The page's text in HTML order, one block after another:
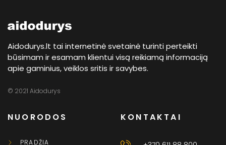
Aidodurys.lt tai internetinė svetainė turinti perteikti
būsimam ir esamam klientui visą reikiamą informaciją
apie gaminius, veiklos sritis ir savybes.
© 2021 Aidodurys
NUORODOS
PRADŽIA
KONTAKTAI